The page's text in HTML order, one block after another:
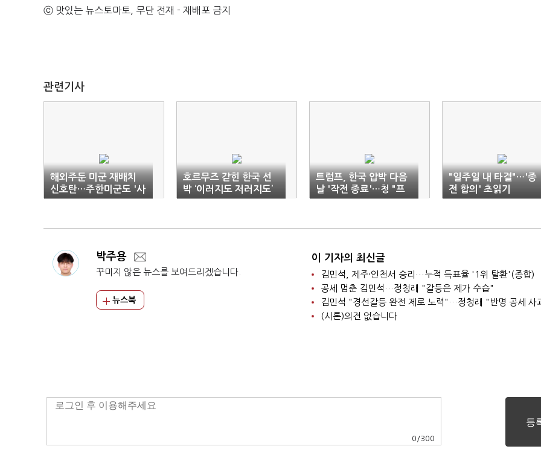
ⓒ 맛있는 뉴스토마토, 무단 전재 - 재배포 금지
관련기사
해외주둔 미군 재배치
신호탄…주한미군도 '사
정권'
호르무즈 갇힌 한국 선
박 ‘이러지도 저러지도’
트럼프, 한국 압박 다음
날 '작전 종료'…청 "프
리덤 프로젝트 검토 중
"일주일 내 타결"…'종
전 합의' 초읽기
박주용
꾸미지 않은 뉴스를 보여드리겠습니다.
뉴스북
이 기자의 최신글
김민석, 제주·인천서 승리…누적 득표율 '1위 탈환'(종합)
공세 멈춘 김민석…정청래 "갈등은 제가 수습"
김민석 "경선갈등 완전 제로 노력"…정청래 "반명 공세 사
(시론)의견 없습니다
0 /300